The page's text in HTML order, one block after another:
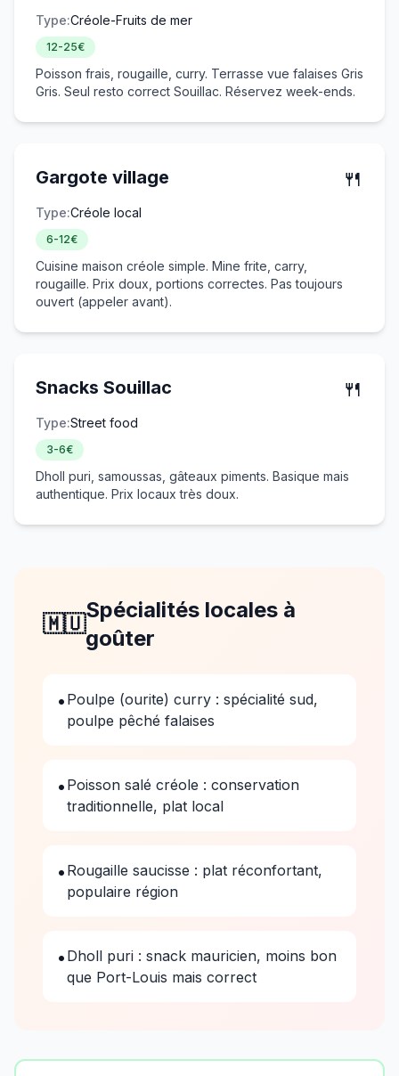
Type:Créole-Fruits de mer
12-25€
Poisson frais, rougaille, curry. Terrasse vue falaises Gris
Gris. Seul resto correct Souillac. Réservez week-ends.
Gargote village 🍴
Type:Créole local
6-12€
Cuisine maison créole simple. Mine frite, carry,
rougaille. Prix doux, portions correctes. Pas toujours
ouvert (appeler avant).
Snacks Souillac 🍴
Type:Street food
3-6€
Dholl puri, samoussas, gâteaux piments. Basique mais
authentique. Prix locaux très doux.
🇲🇺
Spécialités locales à
goûter
• Poulpe (ourite) curry : spécialité sud,
poulpe pêché falaises
• Poisson salé créole : conservation
traditionnelle, plat local
• Rougaille saucisse : plat réconfortant,
populaire région
• Dholl puri : snack mauricien, moins bon
que Port-Louis mais correct